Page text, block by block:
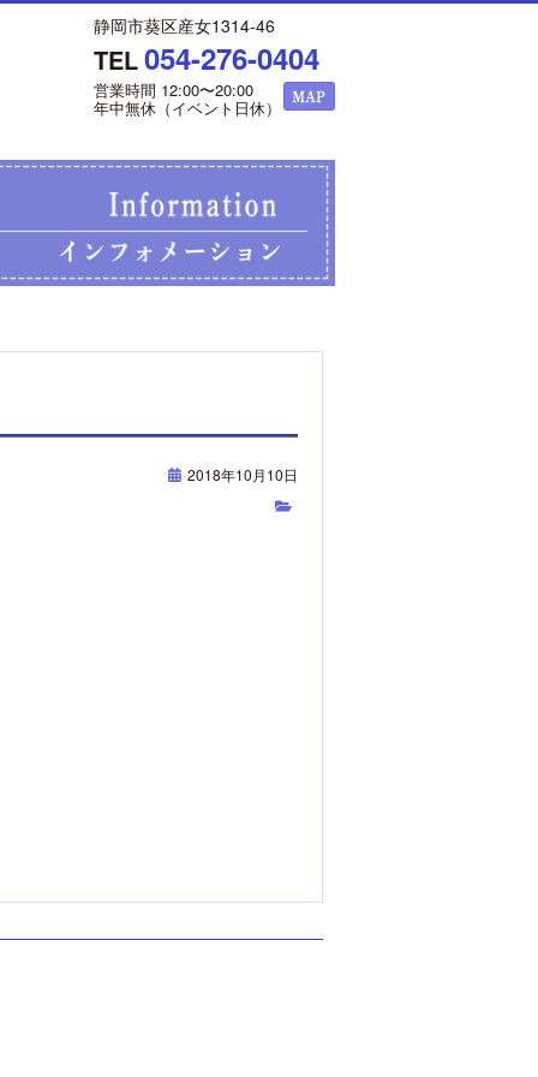
静岡市葵区産女1314-46
TEL054-276-0404
営業時間 12:00〜20:00
年中無休（イベント日休）
2018年10月10日